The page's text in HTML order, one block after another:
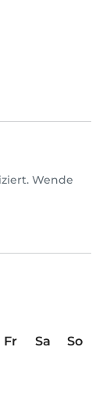
Wende
Fr Sa
So